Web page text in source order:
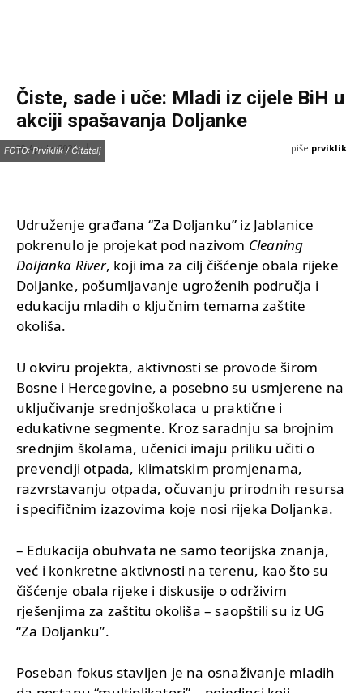
Čiste, sade i uče: Mladi iz cijele BiH u
akciji spašavanja Doljanke
30 Aprila, 2025 piše:prviklik
FOTO: Prviklik / Čitatelj
Udruženje građana “Za Doljanku” iz Jablanice
pokrenulo je projekat pod nazivom Cleaning
Doljanka River, koji ima za cilj čišćenje obala rijeke
Doljanke, pošumljavanje ugroženih područja i
edukaciju mladih o ključnim temama zaštite
okoliša.
U okviru projekta, aktivnosti se provode širom
Bosne i Hercegovine, a posebno su usmjerene na
uključivanje srednjoškolaca u praktične i
edukativne segmente. Kroz saradnju sa brojnim
srednjim školama, učenici imaju priliku učiti o
prevenciji otpada, klimatskim promjenama,
razvrstavanju otpada, očuvanju prirodnih resursa
i specifičnim izazovima koje nosi rijeka Doljanka.
– Edukacija obuhvata ne samo teorijska znanja,
već i konkretne aktivnosti na terenu, kao što su
čišćenje obala rijeke i diskusije o održivim
rješenjima za zaštitu okoliša – saopštili su iz UG
“Za Doljanku”.
Poseban fokus stavljen je na osnaživanje mladih